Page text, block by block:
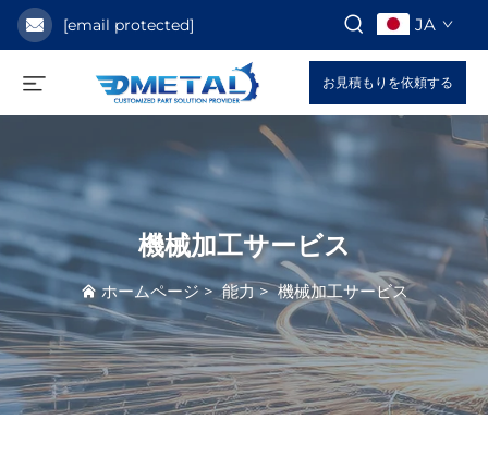
[email protected] JA
お見積もりを依頼する
機械加工サービス
ホームページ>能力>機械加工サービス